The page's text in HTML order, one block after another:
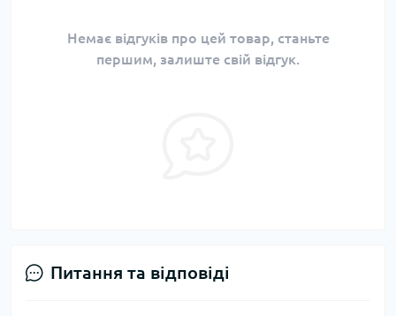
Немає відгуків про цей товар, станьте
першим, залиште свій відгук.
Питання та відповіді